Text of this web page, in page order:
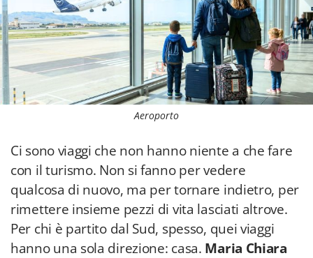
Aeroporto
Ci sono viaggi che non hanno niente a che fare
con il turismo. Non si fanno per vedere
qualcosa di nuovo, ma per tornare indietro, per
rimettere insieme pezzi di vita lasciati altrove.
Per chi è partito dal Sud, spesso, quei viaggi
hanno una sola direzione: casa. Maria Chiara